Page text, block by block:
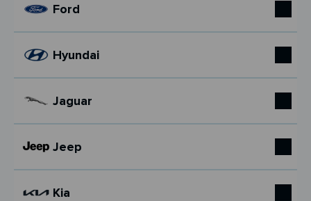
Ford
Hyundai
Jaguar
Jeep
Kia